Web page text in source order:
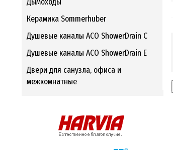
Керамика Sommerhuber
Душевые каналы ACO ShowerDrain C
Душевые каналы ACO ShowerDrain E
Двери для санузла, офиса и
межкомнатные